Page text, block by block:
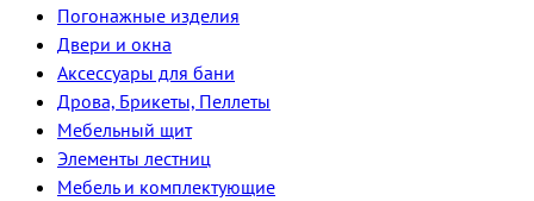
Погонажные изделия
Двери и окна
Аксессуары для бани
Дрова, Брикеты, Пеллеты
Мебельный щит
Элементы лестниц
Мебель и комплектующие